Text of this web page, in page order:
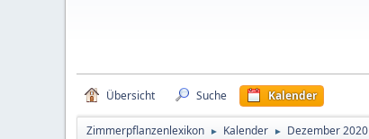
Übersicht Suche Kalender
Zimmerpflanzenlexikon ► Kalender ► Dezember 2020